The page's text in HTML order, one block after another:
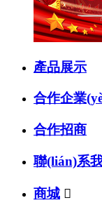
產品展示
合作企業
合作招商
聯(lián)系
商城 